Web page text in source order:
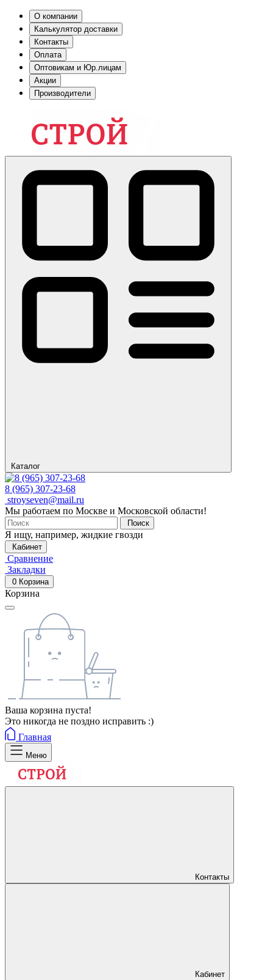
О компании
Калькулятор доставки
Контакты
Оплата
Оптовикам и Юр.лицам
Акции
Производители
Каталог
8 (965) 307-23-68
stroyseven@mail.ru
Мы работаем по Москве и Московской области!
Поиск
Я ищу, например, жидкие гвозди
Кабинет
Сравнение
Закладки
0 Корзина
Корзина
Ваша корзина пуста!
Это никогда не поздно исправить :)
Главная
Меню
Контакты
Кабинет